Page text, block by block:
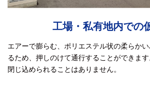
工場・私有地内での
エアーで膨らむ、ポリエステル状の柔らか
るため、押しのけて通行することができます
閉じ込められることはありません。